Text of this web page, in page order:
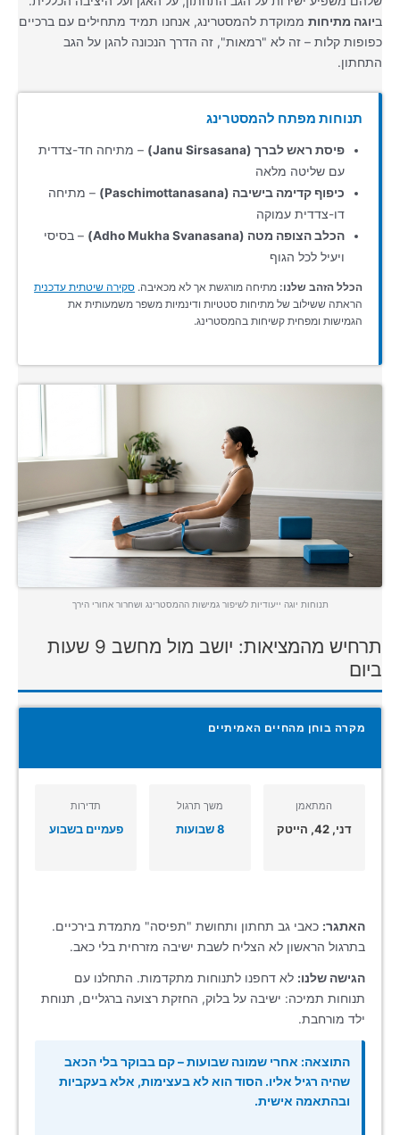
ביוגה מתיחות ממוקדת להמסטרינג, אנחנו תמיד מתחילים עם ברכיים
כפופות קלות – זה לא "רמאות", זה הדרך הנכונה להגן על הגב
התחתון.
תנוחות מפתח להמסטרינג
פיסת ראש לברך (Janu Sirsasana)
– מתיחה חד-צדדית
עם שליטה מלאה
כיפוף קדימה בישיבה (Paschimottanasana)
– מתיחה
דו-צדדית עמוקה
הכלב הצופה מטה (Adho Mukha Svanasana)
– בסיסי
ויעיל לכל הגוף
הכלל הזהב שלנו: מתיחה מורגשת אך לא מכאיבה. סקירה שיטתית עדכנית
הראתה ששילוב של מתיחות סטטיות ודינמיות משפר משמעותית את
הגמישות ומפחית קשיחות בהמסטרינג.
תנוחות יוגה ייעודיות לשיפור גמישות ההמסטרינג ושחרור אחורי הירך
תרחיש מהמציאות: יושב מול מחשב 9 שעות
ביום
מקרה בוחן מהחיים האמיתיים
המתאמן
דני, 42, הייטק
משך תרגול
8 שבועות
תדירות
פעמיים בשבוע
האתגר: כאבי גב תחתון ותחושת "תפיסה" מתמדת בירכיים.
בתרגול הראשון לא הצליח לשבת ישיבה מזרחית בלי כאב.
הגישה שלנו: לא דחפנו לתנוחות מתקדמות. התחלנו עם
תנוחות תמיכה: ישיבה על בלוק, החזקת רצועה ברגליים, תנוחת
ילד מורחבת.
התוצאה: אחרי שמונה שבועות – קם בבוקר בלי הכאב
שהיה רגיל אליו. הסוד הוא לא בעצימות, אלא בעקביות
ובהתאמה אישית.